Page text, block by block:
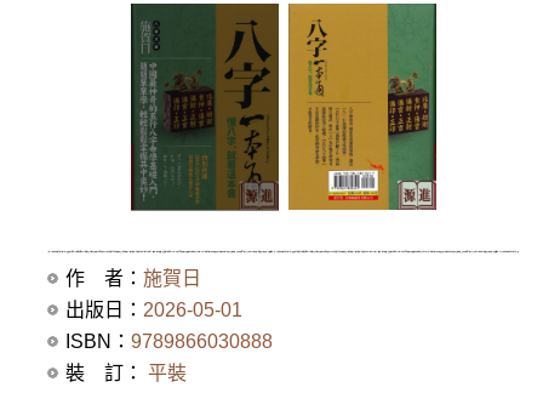
作 者： 施賀日
出版日： 2026-05-01
ISBN： 9789866030888
裝 訂： 平裝